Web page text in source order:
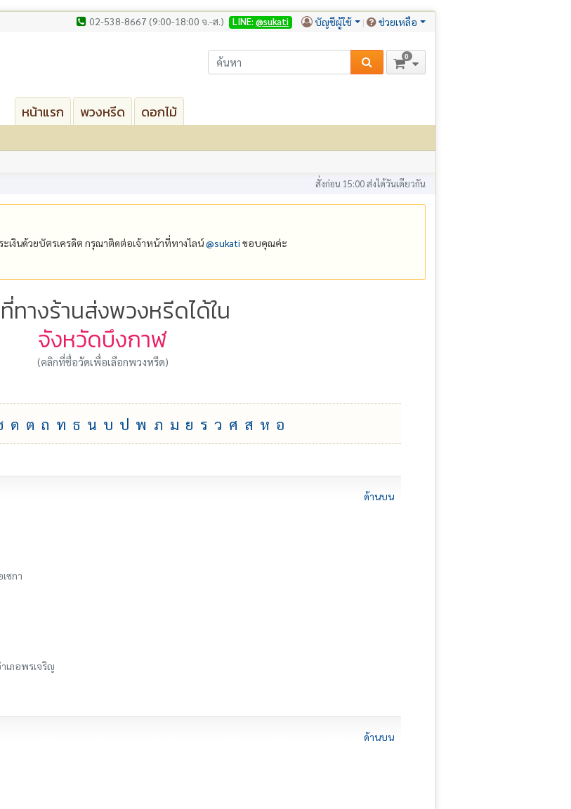
02-538-8667 (9:00-18:00 จ.-ส.) LINE:@sukati บัญชีผู้ใช้ ช่วยเหลือ
0
หน้าแรก พวงหรีด ดอกไม้
สั่งก่อน 15:00 ส่งได้วันเดียวกัน
เงินด้วยบัตรเครดิต กรุณาติดต่อเจ้าหน้าที่ทางไลน์@‌sukati ขอบคุณค่ะ
ทางร้านส่งพวงหรีดได้ใน
จังหวัดบึงกาฬ
(คลิกที่ชื่อวัดเพื่อเลือกพวงหรีด)
ด ต ถ ท ธ น บ ป พ ภ ม ย ร ว ศ ส ห อ
ด้านบน
ซกา
เภอพรเจริญ
ด้านบน